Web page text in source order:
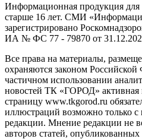
Информационная продукция для
старше 16 лет. СМИ
зарегистрировано
ИА № ФС 77 - 79870 от
Все права на материалы,
охраняются законом
частичном использовании
новостей ТК «ГОРОД» активная
страницу www.tkgorod.ru
иллюстраций возможно только с
редакции. Мнение редакции не
авторов статей, опубликованных